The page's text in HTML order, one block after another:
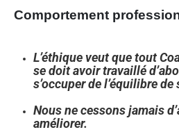
Comportement
L’éthique veut que tout
se doit avoir travaillé
s’occuper de l’équilibre de
Nous ne cessons jamais
améliorer.